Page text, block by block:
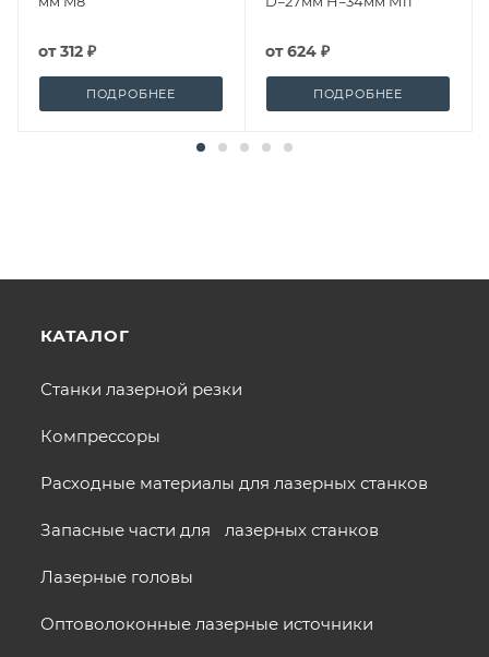
от312 ₽
ПОДРОБНЕЕ
от624 ₽
ПОДРОБНЕЕ
КАТАЛОГ
Станки лазерной резки
Компрессоры
Расходные материалы для лазерных станков
Запасные части для лазерных станков
Лазерные головы
Оптоволоконные лазерные источники